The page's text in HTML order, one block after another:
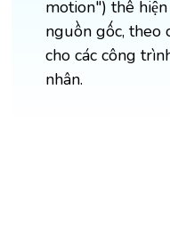
motion") thể
nguồn gốc, theo
cho các công
nhân.